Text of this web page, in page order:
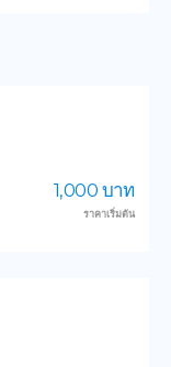
1,000 บาท
ราคาเริ่มต้น